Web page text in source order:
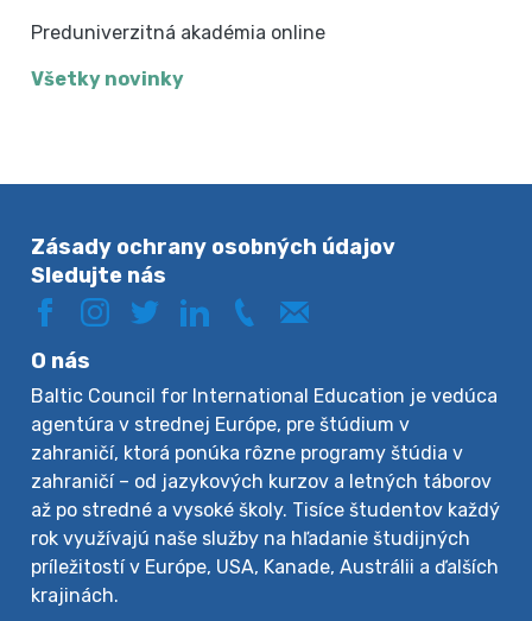
Preduniverzitná akadémia online
Všetky novinky
Zásady ochrany osobných údajov
Sledujte nás
O nás
Baltic Council for International Education je vedúca
agentúra v strednej Európe, pre štúdium v
zahraničí, ktorá ponúka rôzne programy štúdia v
zahraničí – od jazykových kurzov a letných táborov
až po stredné a vysoké školy. Tisíce študentov každý
rok využívajú naše služby na hľadanie študijných
príležitostí v Európe, USA, Kanade, Austrálii a ďalších
krajinách.